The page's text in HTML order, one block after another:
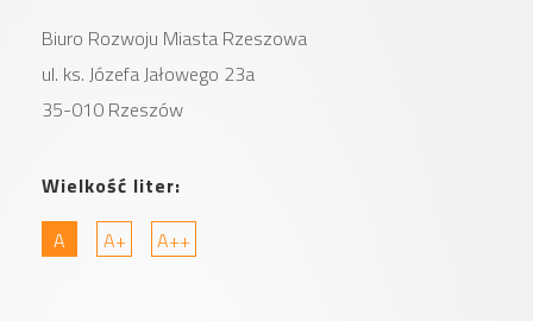
Biuro Rozwoju Miasta Rzeszowa
ul. ks. Józefa Jałowego 23a
35-010 Rzeszów
Wielkość liter:
A
A+ A++